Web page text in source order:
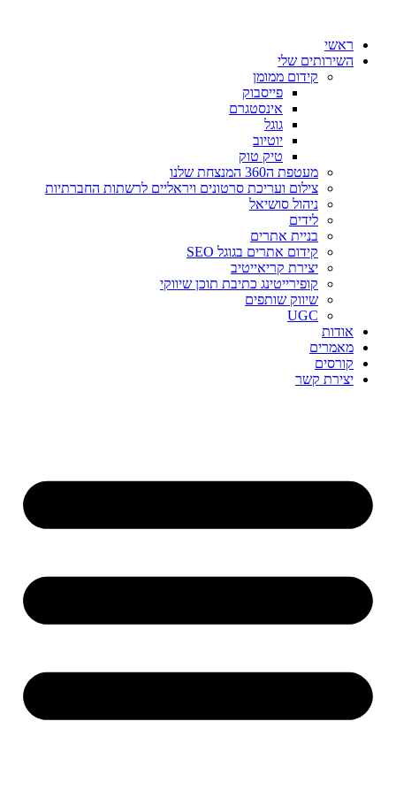
ראשי
השירותים שלי
קידום ממומן
פייסבוק
אינסטגרם
גוגל
יוטיוב
טיק טוק
מעטפת ה360 המנצחת שלנו
צילום ועריכת סרטונים ויראליים לרשתות החברתיות
ניהול סושיאל
לידים
בניית אתרים
קידום אתרים בגוגל SEO
יצירת קריאייטיב
קופירייטינג כתיבת תוכן שיווקי
שיווק שותפים
UGC
אודות
מאמרים
קורסים
יצירת קשר